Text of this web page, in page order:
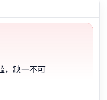
，缺一不可